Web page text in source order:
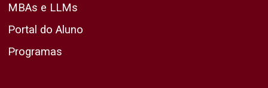
MBAs e LLMs
Portal do Aluno
Programas